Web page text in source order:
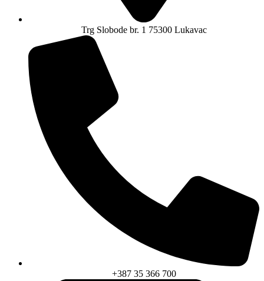
Trg Slobode br. 1 75300 Lukavac
+387 35 366 700